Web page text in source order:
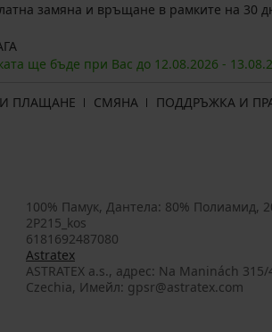
замяна и връщане в рамките на 30
ще бъде при Вас до 12.08.2026 - 13.08.
ПЛАЩАНЕ СМЯНА
ПОДДРЪЖКА И
100% Памук, Дантела: 80% Полиамид,
2P215_kos
6181692487080
Astratex
ASTRATEX a.s., aдрес: Na Maninách
Czechia, Имейл: gpsr@astratex.com